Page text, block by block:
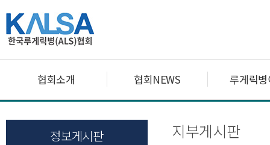
협회소개 협회NEWS 루게릭
정보게시판 지부게시판